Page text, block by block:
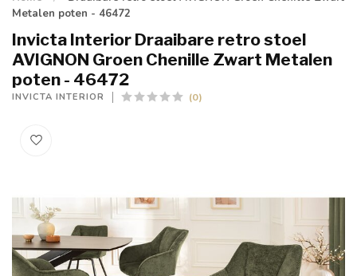
Metalen poten - 46472
Invicta Interior Draaibare retro stoel
AVIGNON Groen Chenille Zwart Metalen
poten - 46472
INVICTA INTERIOR (0)